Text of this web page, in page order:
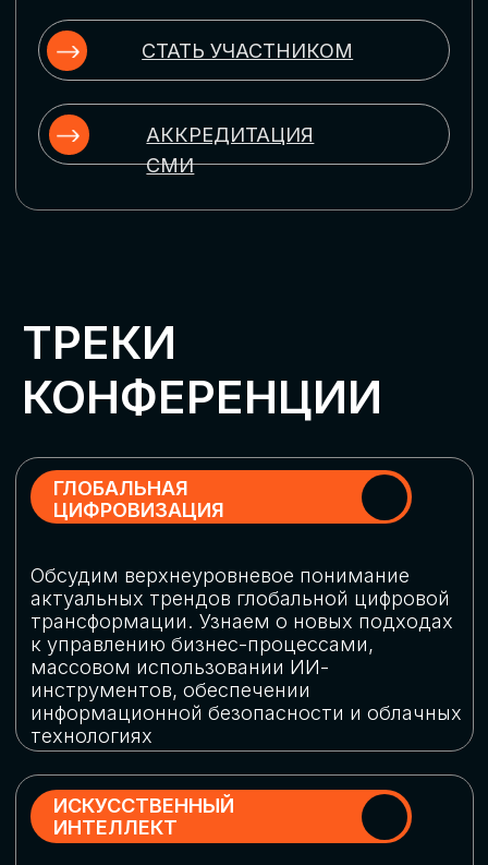
Выясним, как в наши дни уверенно
защищать свой бизнес от киберугроз
ЦИФРОВИЗАЦИЯ
МАРКЕТИНГА И ПРОДАЖ
Обменяемся опытом, какие ИИ-решения
в маркетинге и продажах наиболее
рекламными кампаниями показывают
наибольшую эффективность
комплексные решения для роста
производительности и кейсы
оптимизации процессов найма,
развития, оценки и удержания
РОБОТИЗАЦИЯ
Узнаем, в каких отраслях ИИ
«материализуется», какие роботы
решают сложные бизнес-задачи, а где
только обсуждают концепции
роботизации и потенциальные бюджеты
на тестирование образцов
ЦИФРОВИЗАЦИЯ
КЛИЕНТСКОГО СЕРВИСА
Разберем кейсы в сфере цифровизации